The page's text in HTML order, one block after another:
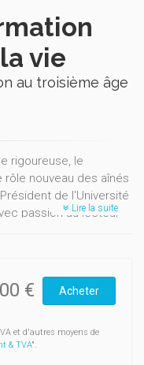
vie
au troisième âge
rigoureuse, le
rôle nouveau des aînés
de l'Université
passion au lecteur
pour l’avenir.
Lire la suite
€ Acheter
et d'autres moyens de
& TVA".